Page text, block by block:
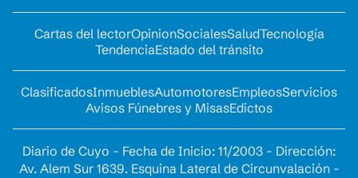
Cartas del lectorOpinionSocialesSaludTecnología
TendenciaEstado del tránsito
ClasificadosInmueblesAutomotoresEmpleosServicios
Avisos Fúnebres y MisasEdictos
Diario de Cuyo - Fecha de Inicio: 11/2003 - Dirección:
Av. Alem Sur 1639. Esquina Lateral de Circunvalación -